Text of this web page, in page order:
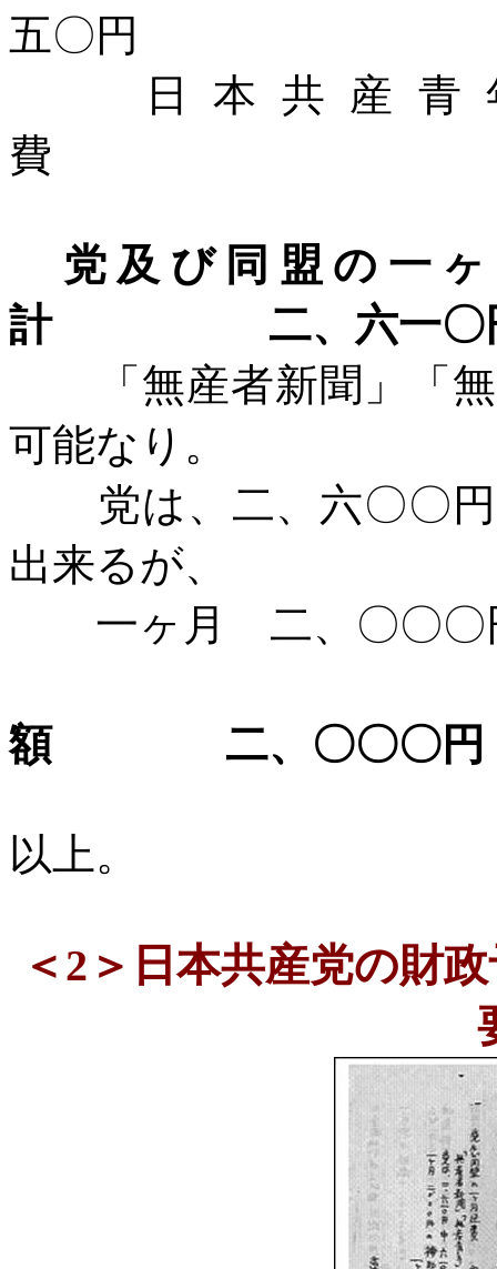
五〇円
日本共産青
費 三〇
党及び同盟の一
計
二、六一〇
「無産者新聞」「無
可能なり。
党は、二、六〇〇
出来るが、
一ヶ月 二、〇〇〇
額 二、〇〇〇円
以上。
＜ 2 ＞日本共産党の財